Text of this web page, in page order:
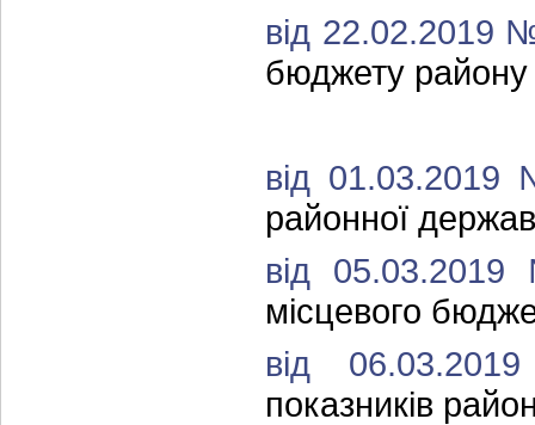
від 22.02.2019
бюджету району
від
районної
від
місцевого
від
показників